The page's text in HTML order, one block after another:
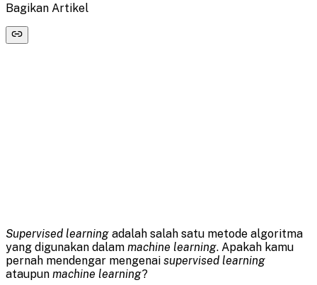
Bagikan Artikel
Supervised learning adalah salah satu metode algoritma
yang digunakan dalam machine learning. Apakah kamu
pernah mendengar mengenai supervised learning
ataupun machine learning?